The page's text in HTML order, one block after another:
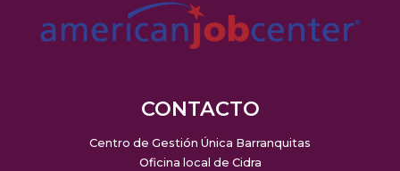
CONTACTO
Centro de Gestión Única Barranquitas
Oficina local de Cidra